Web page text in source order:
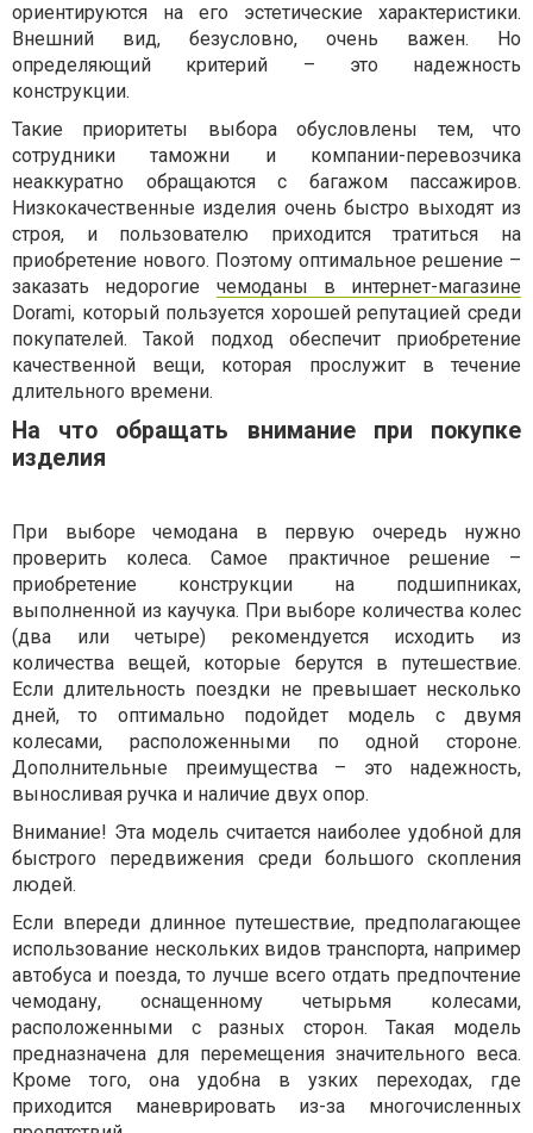
ориентируются на его эстетические характеристики.
Внешний вид, безусловно, очень важен. Но
определяющий критерий – это надежность
конструкции.
Такие приоритеты выбора обусловлены тем, что
сотрудники таможни и компании-перевозчика
неаккуратно обращаются с багажом пассажиров.
Низкокачественные изделия очень быстро выходят из
строя, и пользователю приходится тратиться на
приобретение нового. Поэтому оптимальное решение –
заказать недорогие чемоданы в интернет-магазине
Dorami, который пользуется хорошей репутацией среди
покупателей. Такой подход обеспечит приобретение
качественной вещи, которая прослужит в течение
длительного времени.
На что обращать внимание при покупке
изделия
При выборе чемодана в первую очередь нужно
проверить колеса. Самое практичное решение –
приобретение конструкции на подшипниках,
выполненной из каучука. При выборе количества колес
(два или четыре) рекомендуется исходить из
количества вещей, которые берутся в путешествие.
Если длительность поездки не превышает несколько
дней, то оптимально подойдет модель с двумя
колесами, расположенными по одной стороне.
Дополнительные преимущества – это надежность,
выносливая ручка и наличие двух опор.
Внимание! Эта модель считается наиболее удобной для
быстрого передвижения среди большого скопления
людей.
Если впереди длинное путешествие, предполагающее
использование нескольких видов транспорта, например
автобуса и поезда, то лучше всего отдать предпочтение
чемодану, оснащенному четырьмя колесами,
расположенными с разных сторон. Такая модель
предназначена для перемещения значительного веса.
Кроме того, она удобна в узких переходах, где
приходится маневрировать из-за многочисленных